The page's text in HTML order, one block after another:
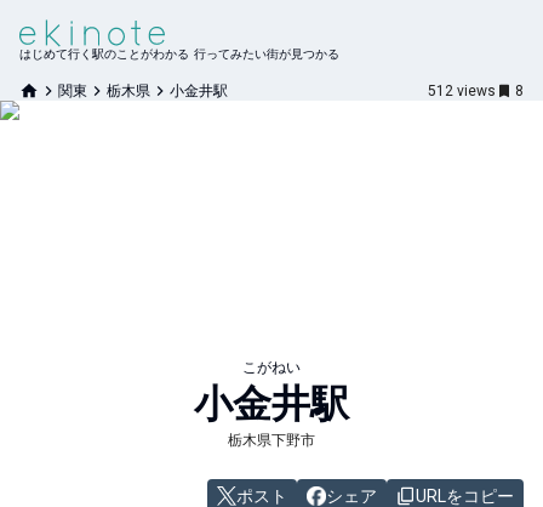
はじめて行く駅のことがわかる 行ってみたい街が見つかる
関東 栃木県 小金井駅 512 views 8
こがねい
小金井駅
栃木県下野市
ポスト シェア URLをコピー